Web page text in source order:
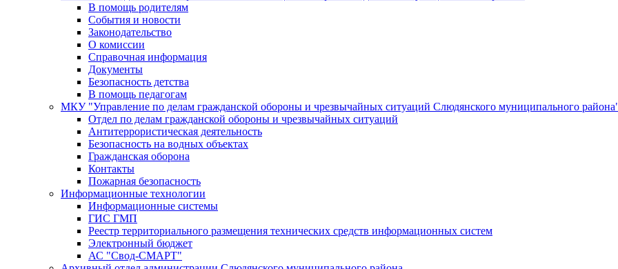
В помощь родителям
События и новости
Законодательство
О комиссии
Справочная информация
Документы
Безопасность детства
В помощь педагогам
МКУ "Управление по делам гражданской обороны и чрезвычайных ситуаций Слюдянского муниципального
Отдел по делам гражданской обороны и чрезвычайных ситуаций
Антитеррористическая деятельность
Безопасность на водных объектах
Гражданская оборона
Контакты
Пожарная безопасность
Информационные технологии
Информационные системы
ГИС ГМП
Реестр территориального размещения технических средств информационных систем
Электронный бюджет
АС "Свод-СМАРТ"